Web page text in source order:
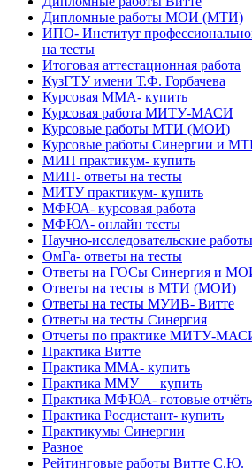
Дипломные работы МОИ (МТИ)
ИПО- Институт
на тесты
Итоговая аттестационная работа
КузГТУ имени Т.Ф. Горбачева
Курсовая ММА- купить
Курсовая работа МИТУ-МАСИ
Курсовые работы МТИ (МОИ)
Курсовые работы Синергии и
МИП практикум- купить
МИП- ответы на тесты
МИТУ практикум- купить
МФЮА- курсовая работа
МФЮА- онлайн тесты
Научно-исследовательские
ОмГа- ответы на тесты
Ответы на ГОСы Синергия и
Ответы на тесты в МТИ (МОИ)
Ответы на тесты МУИВ- Витте
Ответы на тесты Синергия
Отчеты по практике МИТУ-
Практика Витте
Практика ММА- купить
Практика ММУ — купить
Практика МФЮА- готовые
Практика Росдистант- купить
Практикумы Синергии
Разное
Рейтинговые работы Витте С.Ю.